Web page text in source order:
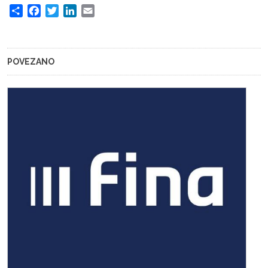
Share FacebookTwitterLinkedIn
POVEZANO